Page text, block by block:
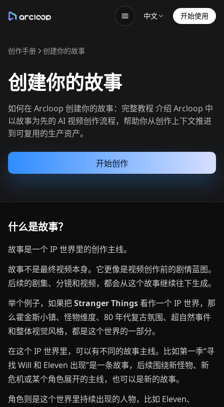
中文 开始使用
创作手册 创建你的故事
创建你的故事
如何在 Arcloop 创建你的故事：完整教程 介绍 Arcloop 中
以故事为先的 AI 视频创作流程，帮助你从创作上下文推进
到可复用的生产资产。
开始创作
什么是故事？
故事是一个 IP 世界里的创作主线。
故事不是最终视频本身。它更像是视频创作前的剧情蓝图。
后续的剧集、分镜和视频，都会从这个故事继续往下生成。
举个例子，如果把Stranger Things看作一个 IP 世界，那
么霍金斯小镇、怪物维度、80 年代复古氛围、超自然事件
和整体视觉风格，都是这个世界的一部分。
在这个 IP 世界里，可以有不同的故事主线。比如第一季“寻
找 Will 和 Eleven 出现”是一条故事，后续围绕新怪物、新
危机或某个角色展开的主线，也可以是新的故事。
角色则是这个世界里持续出现的人物，比如 Eleven、